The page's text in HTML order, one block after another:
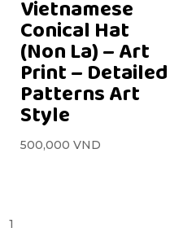
Vietnamese
Conical Hat
(Non La) – Art
Print – Detailed
Patterns Art
Style
500,000 VND
1